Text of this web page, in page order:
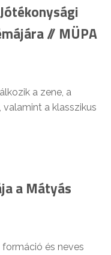
// MÜPA
a zene, a
a klasszikus
a Mátyás
és neves